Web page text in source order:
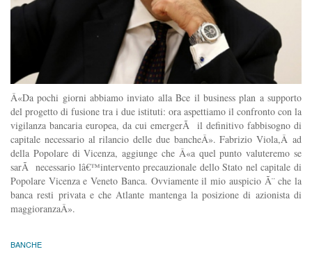
Â«Da pochi giorni abbiamo inviato alla Bce il business plan a supporto
del progetto di fusione tra i due istituti: ora aspettiamo il confronto con la
vigilanza bancaria europea, da cui emergerÃ il definitivo fabbisogno di
capitale necessario al rilancio delle due bancheÂ». Fabrizio Viola,Â ad
della Popolare di Vicenza, aggiunge che Â«a quel punto valuteremo se
sarÃ necessario lâ€™intervento precauzionale dello Stato nel capitale di
Popolare Vicenza e Veneto Banca. Ovviamente il mio auspicio Ã¨ che la
banca resti privata e che Atlante mantenga la posizione di azionista di
maggioranzaÂ».
BANCHE